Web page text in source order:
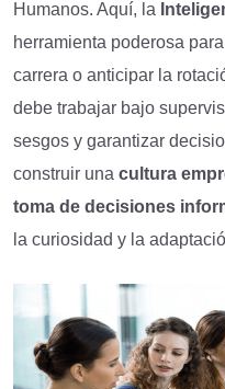
Humanos. Aquí, la
herramienta poderosa
carrera o anticipar la
debe trabajar bajo
sesgos y garantizar
construir una cultura
toma de decisiones
la curiosidad y la